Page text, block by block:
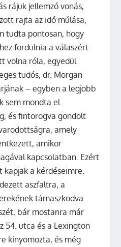
rájuk jellemző vonás,
rajta az idő múlása,
tudta pontosan, hogy
fordulnia a válaszért.
volna róla, egyedül
tudós, dr. Morgan
– egyben a legjobb
sem mondta el.
és fintorogva gondolt
amely
amikor
kapcsolatban. Ezért
a kérdéseimre.
aszfaltra, a
támaszkodva
bár mostanra már
54. utca és a Lexington
kinyomozta, és még